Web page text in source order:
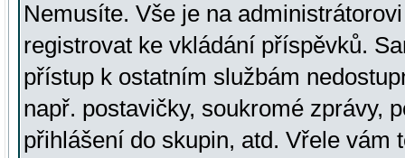
Nemusíte. Vše je na
registrovat ke vkládání příspěvků.
přístup k ostatním službám
např. postavičky, soukromé zprávy,
přihlášení do skupin, atd. Vřele vám